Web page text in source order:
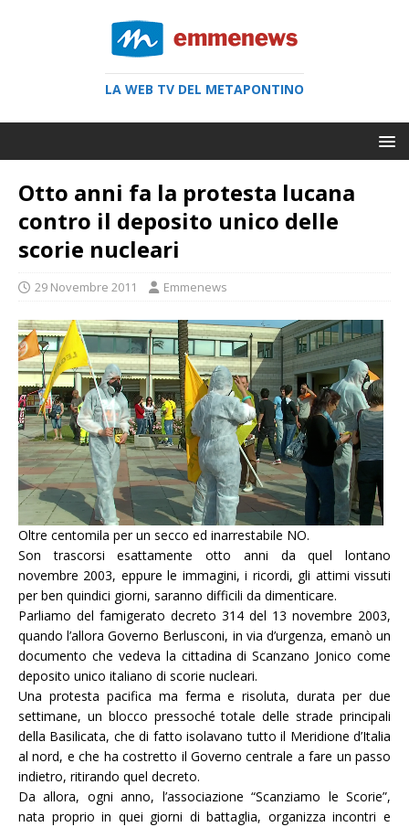
LA WEB TV DEL METAPONTINO
Otto anni fa la protesta lucana
contro il deposito unico delle
scorie nucleari
29 Novembre 2011 Emmenews
Oltre centomila per un secco ed inarrestabile NO.
Son trascorsi esattamente otto anni da quel lontano
novembre 2003, eppure le immagini, i ricordi, gli attimi vissuti
per ben quindici giorni, saranno difficili da dimenticare.
Parliamo del famigerato decreto 314 del 13 novembre 2003,
quando l’allora Governo Berlusconi, in via d’urgenza, emanò un
documento che vedeva la cittadina di Scanzano Jonico come
deposito unico italiano di scorie nucleari.
Una protesta pacifica ma ferma e risoluta, durata per due
settimane, un blocco pressoché totale delle strade principali
della Basilicata, che di fatto isolavano tutto il Meridione d’Italia
al nord, e che ha costretto il Governo centrale a fare un passo
indietro, ritirando quel decreto.
Da allora, ogni anno, l’associazione “Scanziamo le Scorie”,
nata proprio in quei giorni di battaglia, organizza incontri e